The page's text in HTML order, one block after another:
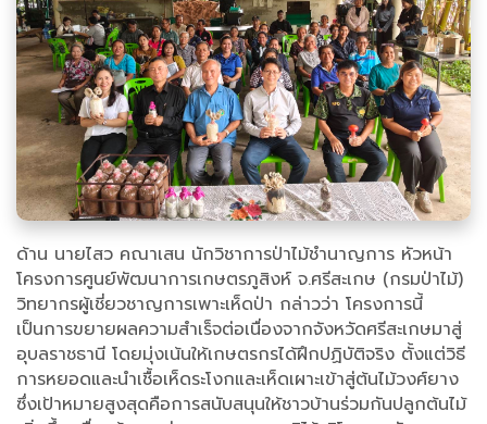
ด้าน นายไสว คณาเสน นักวิชาการป่าไม้ชำนาญการ หัวหน้า
โครงการศูนย์พัฒนาการเกษตรภูสิงห์ จ.ศรีสะเกษ (กรมป่าไม้)
วิทยากรผู้เชี่ยวชาญการเพาะเห็ดป่า กล่าวว่า โครงการนี้
เป็นการขยายผลความสำเร็จต่อเนื่องจากจังหวัดศรีสะเกษมาสู่
อุบลราชธานี โดยมุ่งเน้นให้เกษตรกรได้ฝึกปฏิบัติจริง ตั้งแต่วิธี
การหยอดและนำเชื้อเห็ดระโงกและเห็ดเผาะเข้าสู่ต้นไม้วงศ์ยาง
ซึ่งเป้าหมายสูงสุดคือการสนับสนุนให้ชาวบ้านร่วมกันปลูกต้นไม้